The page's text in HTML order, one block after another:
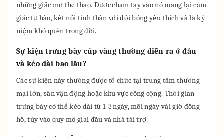
những giấc mơ thể thao. Được chạm tay vào nó mang lại cảm
giác tự hào, kết nối tinh thần với đội bóng yêu thích và là kỷ
niệm khó quên trong đời.
Sự kiện trưng bày cúp vàng thường diễn ra ở đâu
và kéo dài bao lâu?
Các sự kiện này thường được tổ chức tại trung tâm thương
mại lớn, sân vận động hoặc khu vực công cộng. Thời gian
trưng bày có thể kéo dài từ 1-3 ngày, mỗi ngày vài giờ đồng
hồ, tùy vào quy mô giải đấu và nhà tài trợ.